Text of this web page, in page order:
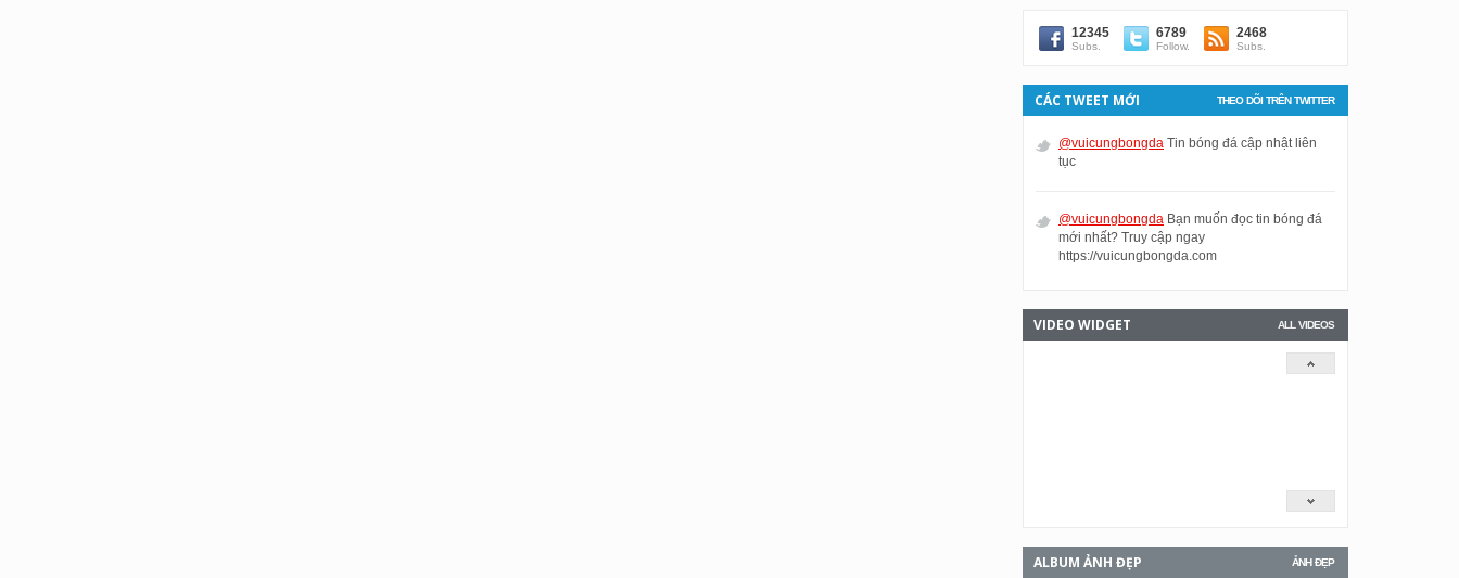
12345
Subs.
6789
Follow.
2468
Subs.
THEO DÕI TRÊN TWITTER
CÁC TWEET MỚI
@vuicungbongda Tin bóng đá cập nhật liên
tục
@vuicungbongda Bạn muốn đọc tin bóng đá
mới nhất? Truy cập ngay
https://vuicungbongda.com
ALL VIDEOS
VIDEO WIDGET
ẢNH ĐẸP
ALBUM ẢNH ĐẸP